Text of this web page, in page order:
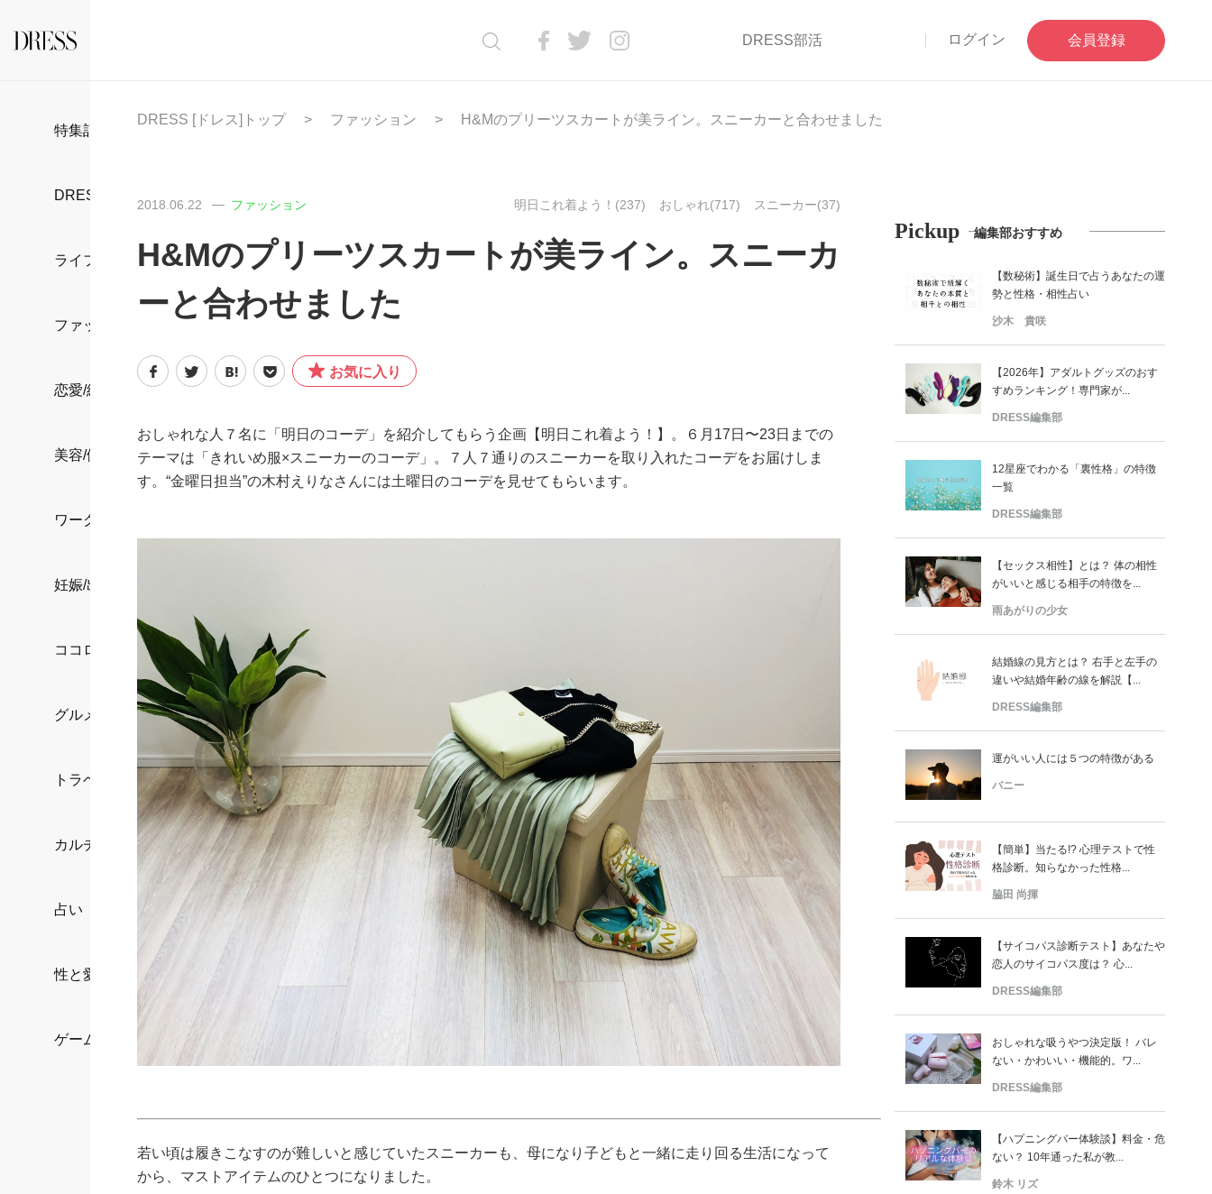
DRESS部活 ログイン 会員登録
特集記事
DRESS部活
ライフスタイル
ファッション
恋愛/結婚/離婚
美容/健康
ワークスタイル
妊娠/出産/家族
ココロ/カラダ
グルメ
トラベル
カルチャー/エンタメ
占い
性と愛
ゲーム
DRESS [ドレス]トップ ファッション H&Mのプリーツスカートが美ライン。スニーカーと合わせました
2018.06.22 ファッション 明日これ着よう！(237) おしゃれ(717) スニーカー(37)
H&Mのプリーツスカートが美ライン。スニーカ
ーと合わせました
お気に入り
おしゃれな人７名に「明日のコーデ」を紹介してもらう企画【明日これ着よう！】。６月17日〜23日までの
テーマは「きれいめ服×スニーカーのコーデ」。７人７通りのスニーカーを取り入れたコーデをお届けしま
す。“金曜日担当”の木村えりなさんには土曜日のコーデを見せてもらいます。
若い頃は履きこなすのが難しいと感じていたスニーカーも、母になり子どもと一緒に走り回る生活になって
から、マストアイテムのひとつになりました。
Pickup 編集部おすすめ
【数秘術】誕生日で占うあなたの運
勢と性格・相性占い
沙木 貴咲
【2026年】アダルトグッズのおす
すめランキング！専門家が...
DRESS編集部
12星座でわかる「裏性格」の特徴
一覧
DRESS編集部
【セックス相性】とは？ 体の相性
がいいと感じる相手の特徴を...
雨あがりの少女
結婚線の見方とは？ 右手と左手の
違いや結婚年齢の線を解説【...
DRESS編集部
運がいい人には５つの特徴がある
バニー
【簡単】当たる!? 心理テストで性
格診断。知らなかった性格...
脇田 尚揮
【サイコパス診断テスト】あなたや
恋人のサイコパス度は？ 心...
DRESS編集部
おしゃれな吸うやつ決定版！ バレ
ない・かわいい・機能的。ワ...
DRESS編集部
【ハプニングバー体験談】料金・危
ない？ 10年通った私が教...
鈴木 リズ